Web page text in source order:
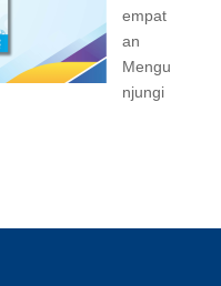
empat
an
Mengu
njungi